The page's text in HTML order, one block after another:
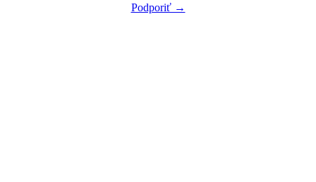
Podporiť →